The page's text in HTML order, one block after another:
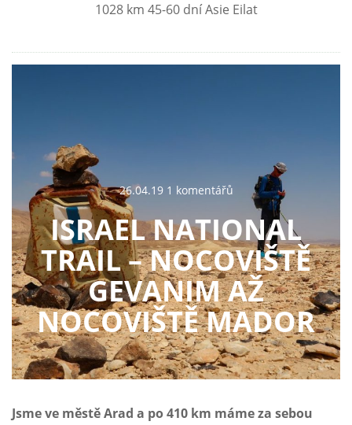
1028 km 45-60 dní Asie Eilat
26.04.19 1 komentářů
ISRAEL NATIONAL
TRAIL – NOCOVIŠTĚ
GEVANIM AŽ
NOCOVIŠTĚ MADOR
Jsme ve městě Arad a po 410 km máme za sebou